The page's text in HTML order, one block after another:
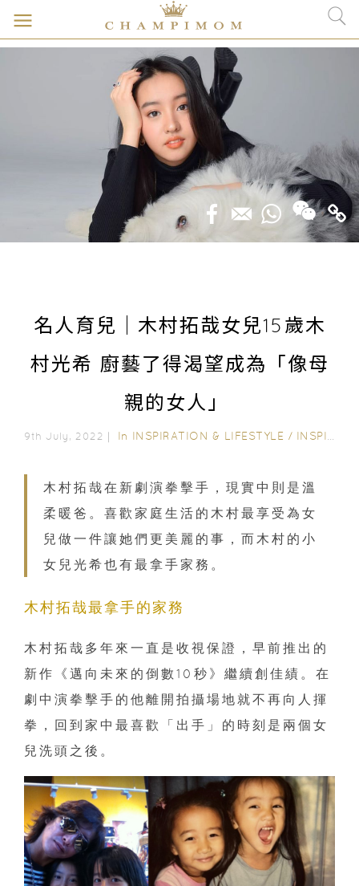
名人育兒｜木村拓哉女兒15歲木
村光希 廚藝了得渴望成為「像母
親的女人」
9th July, 2022｜ In INSPIRATION & LIFESTYLE / INSPIRING STORIES
木村拓哉在新劇演拳擊手，現實中則是溫
柔暖爸。喜歡家庭生活的木村最享受為女
兒做一件讓她們更美麗的事，而木村的小
女兒光希也有最拿手家務。
木村拓哉最拿手的家務
木村拓哉多年來一直是收視保證，早前推出的
新作《邁向未來的倒數10秒》繼續創佳績。在
劇中演拳擊手的他離開拍攝場地就不再向人揮
拳，回到家中最喜歡「出手」的時刻是兩個女
兒洗頭之後。